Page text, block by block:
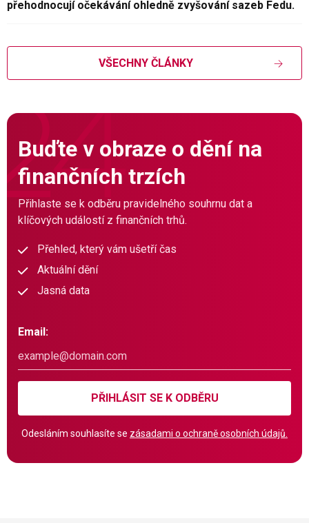
přehodnocují očekávání ohledně zvyšování sazeb Fedu.
VŠECHNY ČLÁNKY
Buďte v obraze o dění na
finančních trzích
Přihlaste se k odběru pravidelného souhrnu dat a
klíčových událostí z finančních trhů.
Přehled, který vám ušetří čas
Aktuální dění
Jasná data
Email:
PŘIHLÁSIT SE K ODBĚRU
Odesláním souhlasíte se zásadami o ochraně osobních údajů.